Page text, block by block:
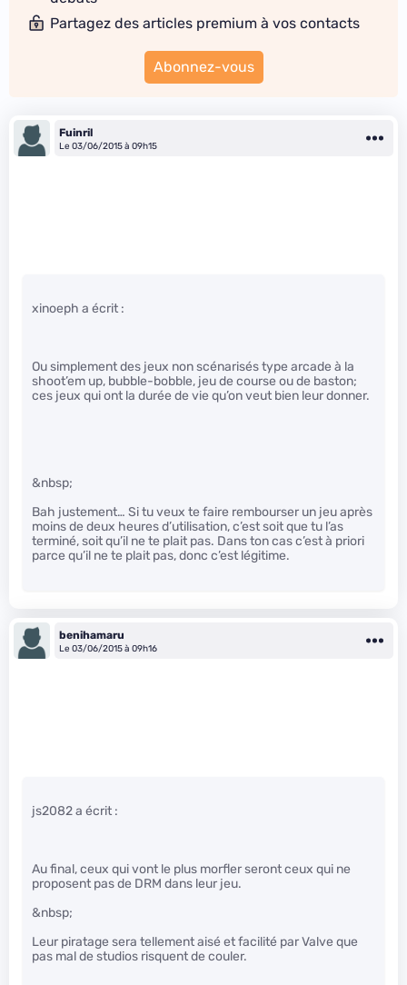
Partagez des articles premium à vos contacts
Abonnez-vous
Fuinril
Le 03/06/2015 à 09h15
xinoeph a écrit :
Ou simplement des jeux non scénarisés type arcade à la
shoot’em up, bubble-bobble, jeu de course ou de baston;
ces jeux qui ont la durée de vie qu’on veut bien leur donner.
&nbsp;
Bah justement… Si tu veux te faire rembourser un jeu après
moins de deux heures d’utilisation, c’est soit que tu l’as
terminé, soit qu’il ne te plait pas. Dans ton cas c’est à priori
parce qu’il ne te plait pas, donc c’est légitime.
benihamaru
Le 03/06/2015 à 09h16
js2082 a écrit :
Au final, ceux qui vont le plus morfler seront ceux qui ne
proposent pas de DRM dans leur jeu.
&nbsp;
Leur piratage sera tellement aisé et facilité par Valve que
pas mal de studios risquent de couler.